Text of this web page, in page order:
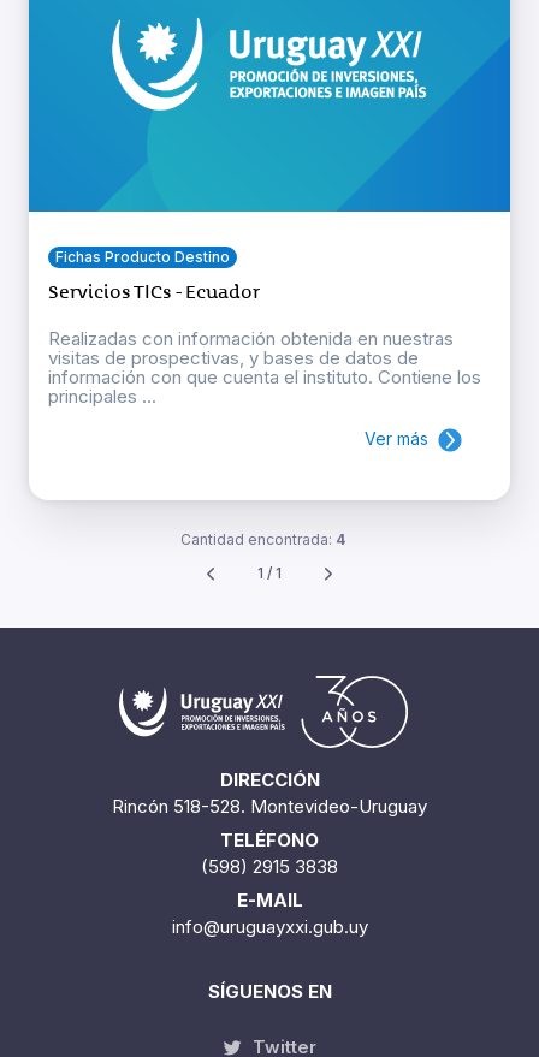
Fichas Producto Destino
Servicios TICs - Ecuador
Realizadas con información obtenida en nuestras
visitas de prospectivas, y bases de datos de
información con que cuenta el instituto. Contiene los
principales ...
Ver más
Cantidad encontrada: 4
1 / 1
DIRECCIÓN
Rincón 518-528. Montevideo-Uruguay
TELÉFONO
(598) 2915 3838
E-MAIL
info@uruguayxxi.gub.uy
SÍGUENOS EN
Twitter